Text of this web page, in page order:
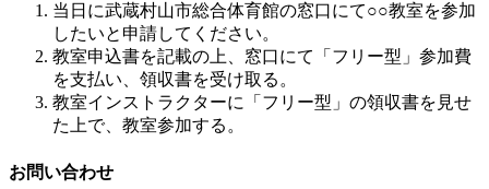
当日に武蔵村山市総合体育館の窓口にて○○教室を参加
したいと申請してください。
教室申込書を記載の上、窓口にて「フリー型」参加費
を支払い、領収書を受け取る。
教室インストラクターに「フリー型」の領収書を見せ
た上で、教室参加する。
お問い合わせ